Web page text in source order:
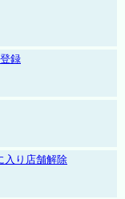
録
入り店舗解除